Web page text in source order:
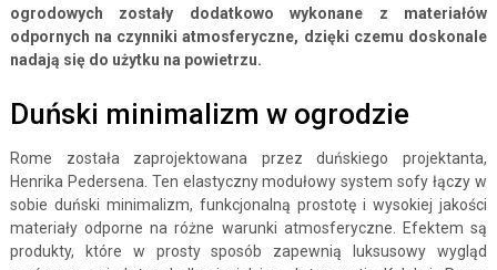
ogrodowych zostały dodatkowo wykonane z materiałów
odpornych na czynniki atmosferyczne, dzięki czemu doskonale
nadają się do użytku na powietrzu.
Duński minimalizm w ogrodzie
Rome została zaprojektowana przez duńskiego projektanta,
Henrika Pedersena. Ten elastyczny modułowy system sofy łączy w
sobie duński minimalizm, funkcjonalną prostotę i wysokiej jakości
materiały odporne na różne warunki atmosferyczne. Efektem są
produkty, które w prosty sposób zapewnią luksusowy wygląd